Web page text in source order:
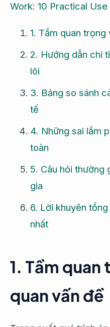
Work: 10 Practical
1. Tầm quan
2. Hướng dẫn chi
lõi
3. Bảng so sánh
tế
4. Những sai lầm
toàn
5. Câu hỏi thường
gia
6. Lời khuyên
nhất
1. Tầm
quan vấn đề